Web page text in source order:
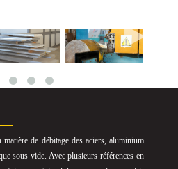
b
de débitage des aciers, aluminium
sous vide. Avec plusieurs références en